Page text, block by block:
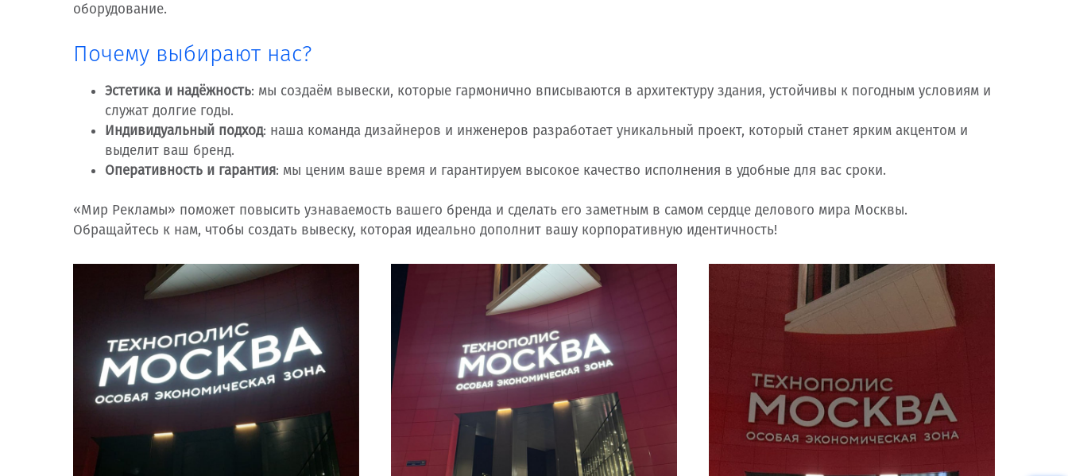
оборудование.
Почему выбирают нас?
Эстетика и надёжность: мы создаём вывески, которые гармонично вписываются в архитектуру здания, устойчивы к погодным условиям и
служат долгие годы.
Индивидуальный подход: наша команда дизайнеров и инженеров разработает уникальный проект, который станет ярким акцентом и
выделит ваш бренд.
Оперативность и гарантия: мы ценим ваше время и гарантируем высокое качество исполнения в удобные для вас сроки.
«Мир Рекламы» поможет повысить узнаваемость вашего бренда и сделать его заметным в самом сердце делового мира Москвы.
Обращайтесь к нам, чтобы создать вывеску, которая идеально дополнит вашу корпоративную идентичность!